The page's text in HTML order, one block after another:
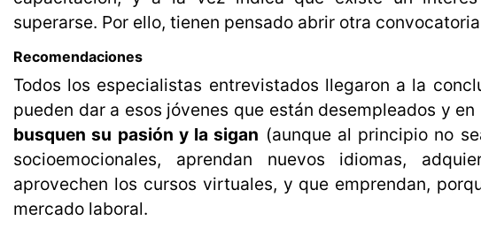
superarse. Por ello, tienen pensado abrir otra
Recomendaciones
Todos los especialistas entrevistados llegaron a la
pueden dar a esos jóvenes que están desempleados y
busquen su pasión y la sigan (aunque al principio no
socioemocionales, aprendan nuevos idiomas,
aprovechen los cursos virtuales, y que emprendan,
mercado laboral.